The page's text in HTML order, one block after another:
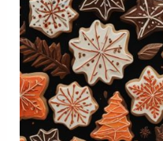
Dominicana